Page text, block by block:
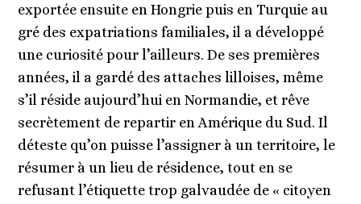
exportée ensuite en Hongrie puis en Turquie au
gré des expatriations familiales, il a développé
une curiosité pour l’ailleurs. De ses premières
années, il a gardé des attaches lilloises, même
s’il réside aujourd’hui en Normandie, et rêve
secrètement de repartir en Amérique du Sud. Il
déteste qu’on puisse l’assigner à un territoire, le
résumer à un lieu de résidence, tout en se
refusant l’étiquette trop galvaudée de « citoyen